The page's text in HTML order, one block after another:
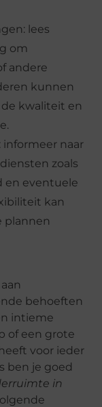
lees
om
andere
kunnen
kwaliteit en
naar
zoals
en eventuele
kan
plannen
behoeften
intieme
of een grote
voor ieder
ben je goed
in